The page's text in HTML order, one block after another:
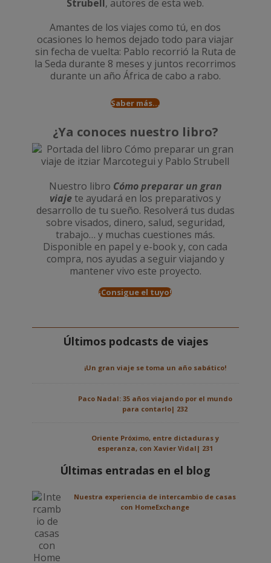
Strubell , autores de esta web.
Amantes de los viajes como tú, en dos
ocasiones lo hemos dejado todo para viajar
sin fecha de vuelta: Pablo recorrió la Ruta de
la Seda durante 8 meses y juntos recorrimos
durante un año África de cabo a rabo.
Saber más...
¿Ya conoces nuestro libro?
Nuestro libro Cómo preparar un gran
viajete ayudará en los preparativos y
desarrollo de tu sueño. Resolverá tus dudas
sobre visados, dinero, salud, seguridad,
trabajo… y muchas cuestiones más.
Disponible en papel y e-book y, con cada
compra, nos ayudas a seguir viajando y
mantener vivo este proyecto.
¡Consigue el tuyo!
Últimos podcasts de viajes
¡Un gran viaje se toma un año sabático!
Paco Nadal: 35 años viajando por el mundo
para contarlo| 232
Oriente Próximo, entre dictaduras y
esperanza, con Xavier Vidal| 231
Últimas entradas en el blog
Nuestra experiencia de intercambio de casas
con HomeExchange